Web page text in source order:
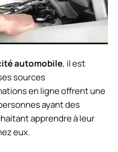
automobile, il est
sources
en ligne offrent une
ayant des
apprendre à leur
eux.